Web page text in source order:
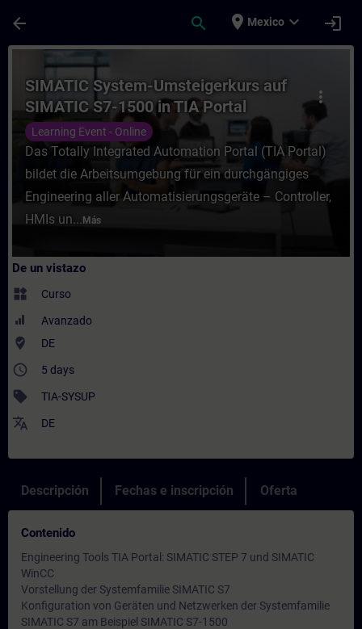
arrow_back search place Mexico expand_more login
Curso - SIMATIC System-
more_vert
SIMATIC System-Umsteigerkurs auf
SIMATIC S7-1500 in TIA Portal
(Online-Training)
Learning Event - Online
Das Totally Integrated Automation Portal (TIA Portal)
bildet die Arbeitsumgebung für ein durchgängiges
Engineering aller Automatisierungsgeräte – Controller,
HMIs un... Más
De un vistazo
widgets Curso
Avanzado
where_to_vote DE
access_time 5 days
sell TIA-SYSUP
translate DE
Descripción Fechas e inscripción Oferta
Contenido
Engineering Tools TIA Portal: SIMATIC STEP 7 und SIMATIC
WinCC
Vorstellung der Systemfamilie SIMATIC S7
Konfiguration von Geräten und Netzwerken der Systemfamilie
SIMATIC S7 am Beispiel SIMATIC S7-1500